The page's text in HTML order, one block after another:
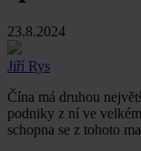
23.8.2024
Jiří Rys
Čína má druhou
podniky z ní ve
schopna se z tohoto